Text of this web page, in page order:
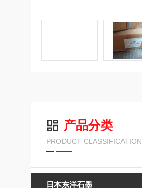
产品分类
PRODUCT CLASSIFICATION
日本东洋石墨